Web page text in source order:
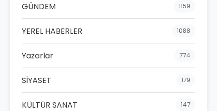
GÜNDEM 1159
YEREL HABERLER 1088
Yazarlar 774
SİYASET 179
KÜLTÜR SANAT 147